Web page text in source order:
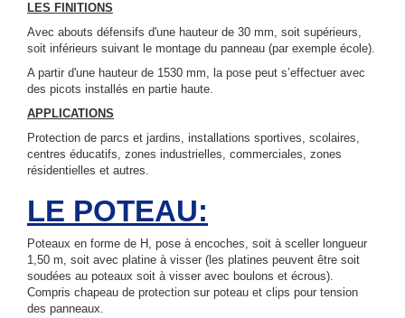
LES FINITIONS
Avec abouts défensifs d'une hauteur de 30 mm, soit supérieurs,
soit inférieurs suivant le montage du panneau (par exemple école).
A partir d'une hauteur de 1530 mm, la pose peut s’effectuer avec
des picots installés en partie haute.
APPLICATIONS
Protection de parcs et jardins, installations sportives, scolaires,
centres éducatifs, zones industrielles, commerciales, zones
résidentielles et autres.
LE POTEAU:
Poteaux en forme de H, pose à encoches, soit à sceller longueur
1,50 m, soit avec platine à visser (les platines peuvent être soit
soudées au poteaux soit à visser avec boulons et écrous).
Compris chapeau de protection sur poteau et clips pour tension
des panneaux.